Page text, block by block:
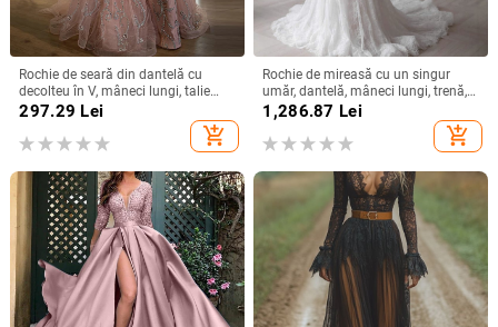
Rochie de seară din dantelă cu
decolteu în V, mâneci lungi, talie
înaltă, croială prințesă, tren lung
297.29 Lei
add_shopping_cart
Rochie de mireasă cu un singur
umăr, dantelă, mâneci lungi, trenă,
cu voal
1,286.87 Lei
add_shopping_cart